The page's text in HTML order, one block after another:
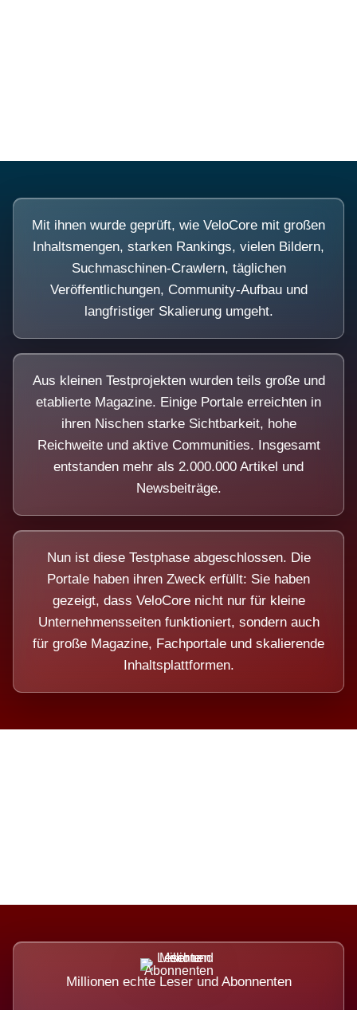
Mit ihnen wurde geprüft, wie VeloCore mit großen
Inhaltsmengen, starken Rankings, vielen Bildern,
Suchmaschinen-Crawlern, täglichen
Veröffentlichungen, Community-Aufbau und
langfristiger Skalierung umgeht.
Aus kleinen Testprojekten wurden teils große und
etablierte Magazine. Einige Portale erreichten in
ihren Nischen starke Sichtbarkeit, hohe
Reichweite und aktive Communities. Insgesamt
entstanden mehr als 2.000.000 Artikel und
Newsbeiträge.
Nun ist diese Testphase abgeschlossen. Die
Portale haben ihren Zweck erfüllt: Sie haben
gezeigt, dass VeloCore nicht nur für kleine
Unternehmensseiten funktioniert, sondern auch
für große Magazine, Fachportale und skalierende
Inhaltsplattformen.
Millionen echte Leser und Abonnenten